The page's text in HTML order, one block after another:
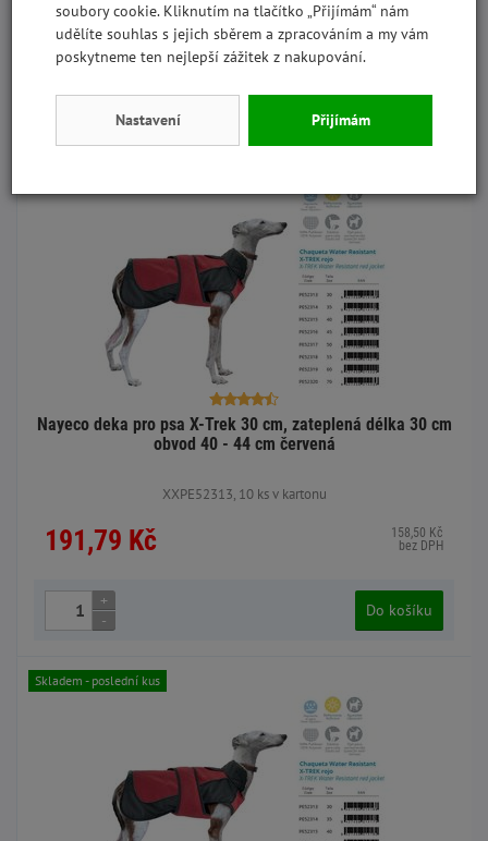
181,50 Kč
150 Kč
bez DPH
Do košíku
Nayeco deka pro psa X-Trek 30 cm, zateplená délka 30 cm
obvod 40 - 44 cm červená
XXPE52313, 10 ks v kartonu
191,79 Kč
158,50 Kč
bez DPH
+
-
Do košíku
Skladem - poslední kus
soubory cookie. Kliknutím na tlačítko „Přijímám“ nám
udělíte souhlas s jejich sběrem a zpracováním a my vám
poskytneme ten nejlepší zážitek z nakupování.
Nastavení Přijímám